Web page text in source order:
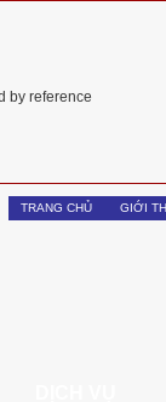
by reference
TRANG CHỦ GIỚI